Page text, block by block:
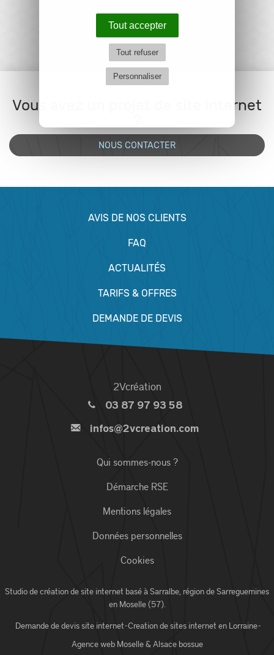
Tout accepter
Tout refuser
Personnaliser
Vous avez un projet de site internet
NOUS CONTACTER
AVIS DE NOS CLIENTS
FAQ
ACTUALITÉS
TARIFS & OFFRES
DEMANDE DE DEVIS
2Vcréation
03 87 97 93 58
infos@2vcreation.com
Qui sommes-nous ?
Démarche RSE
Mentions légales
Données personnelles
Cookies
Studio de création de site internet basé à Sarralbe, région de Sarreguemines
en Moselle (57).
Demande de devis site internet-Creation de sites internet en Lorraine-
Agence web Moselle& Alsace bossue